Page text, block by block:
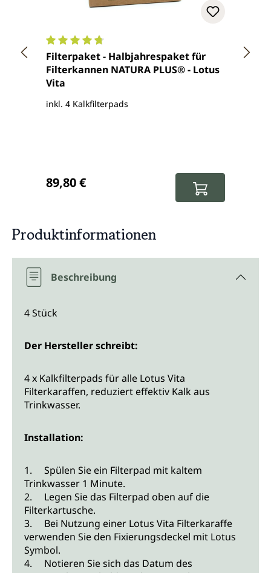
Durchschnittliche Bewertung von 4.7 von 5
Filterpaket - Halbjahrespaket für
Filterkannen NATURA PLUS® - Lotus
Vita
inkl. 4 Kalkfilterpads
89,80 €
Produktinformationen
Beschreibung
4 Stück
Der Hersteller schreibt:
4 x Kalkfilterpads für alle Lotus Vita
Filterkaraffen, reduziert effektiv Kalk aus
Trinkwasser.
Installation:
1. Spülen Sie ein Filterpad mit kaltem
Trinkwasser 1 Minute.
2. Legen Sie das Filterpad oben auf die
Filterkartusche.
3. Bei Nutzung einer Lotus Vita Filterkaraffe
verwenden Sie den Fixierungsdeckel mit Lotus
Symbol.
4. Notieren Sie sich das Datum des